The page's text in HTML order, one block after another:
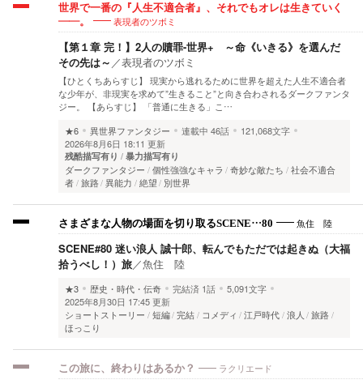
世界で一番の『人生不適合者』、それでもオレは生きていく
――。
表現者のツボミ
【第１章 完！】2人の贖罪-世界+ ～命《いきる》を選んだ
その先は～ ／表現者のツボミ
【ひとくちあらすじ】 現実から逃れるために世界を超えた人生不適合者
な少年が、非現実を求めて”生きること”と向き合わされるダークファンタ
ジー。 【あらすじ】 「普通に生きる」こ…
★6
異世界ファンタジー 連載中 46話
121,068文字
2026年8月6日 18:11 更新
残酷描写有り 暴力描写有り
ダークファンタジー 個性強強なキャラ 奇妙な敵たち
社会不適合
者 旅路 異能力 絶望 別世界
さまざまな人物の場面を切り取るSCENE…80 魚住 陸
SCENE#80 迷い浪人 誠十郎、転んでもただでは起きぬ（大福
拾うべし！）旅／魚住 陸
★3 歴史・時代・伝奇 完結済 1話
5,091文字
2025年8月30日 17:45 更新
ショートストーリー
短編 完結 コメディ 江戸時代 浪人
旅路
ほっこり
この旅に、終わりはあるか？ ラクリエード